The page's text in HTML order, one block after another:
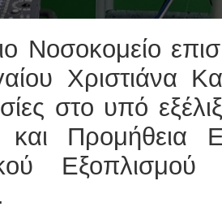
Νοσοκομείο
Χριστιάνα
στο υπό
και Προμήθεια